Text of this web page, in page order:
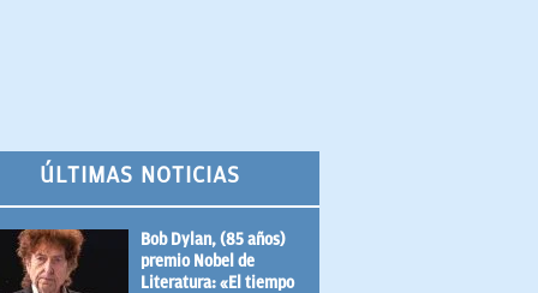
ÚLTIMAS NOTICIAS
Bob Dylan, (85 años)
premio Nobel de
Literatura: «El tiempo